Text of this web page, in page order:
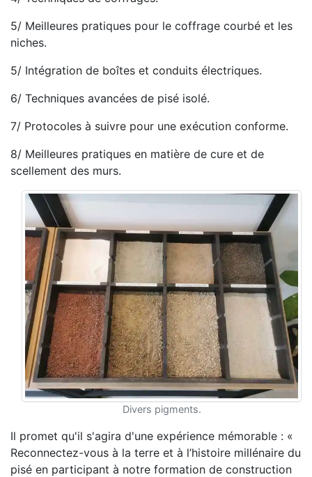
5/ Meilleures pratiques pour le coffrage courbé et les
niches.
5/ Intégration de boîtes et conduits électriques.
6/ Techniques avancées de pisé isolé.
7/ Protocoles à suivre pour une exécution conforme.
8/ Meilleures pratiques en matière de cure et de
scellement des murs.
Divers pigments.
Il promet qu'il s'agira d'une expérience mémorable : «
Reconnectez-vous à la terre et à l’histoire millénaire du
pisé en participant à notre formation de construction